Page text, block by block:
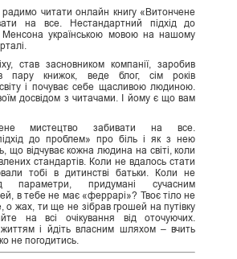
радимо читати онлайн книгу «Витончене
на все. Нестандартний підхід до
українською мовою на нашому
став засновником компанії, заробив
пару книжок, веде блог, сім років
і почуває себе щасливою людиною.
досвідом з читачами. І йому є що вам
мистецтво забивати на все.
до проблем» про біль і як з нею
що відчуває кожна людина на світі, коли
стандартів. Коли не вдалось стати
тобі в дитинстві батьки. Коли не
параметри, придумані сучасним
в тебе не має «феррарі»? Твоє тіло не
о жах, ти ще не зібрав грошей на путівку
на всі очікування від оточуючих.
і йдіть власним шляхом – вчить
не погодитись.